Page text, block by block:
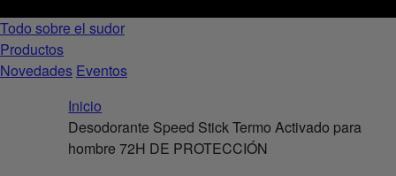
Todo sobre el sudor
Productos
Novedades Eventos
Inicio
Desodorante Speed Stick Termo Activado para
hombre 72H DE PROTECCIÓN